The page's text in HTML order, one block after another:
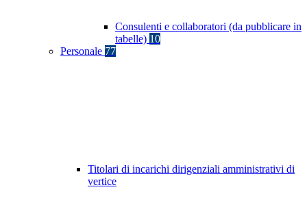
Consulenti e collaboratori (da pubblicare in
tabelle) 10
Personale 77
Titolari di incarichi dirigenziali amministrativi di
vertice